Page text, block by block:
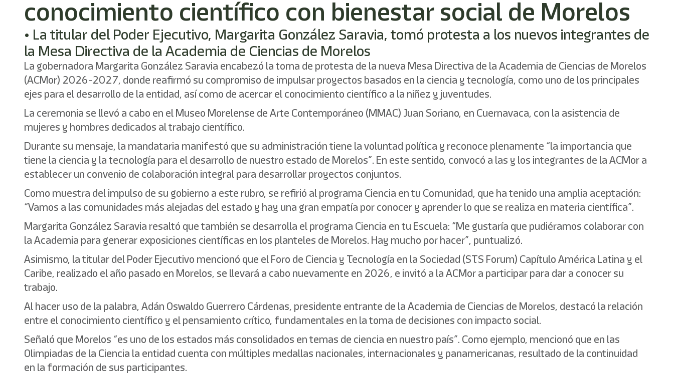
conocimiento científico con bienestar social de Morelos
• La titular del Poder Ejecutivo, Margarita González Saravia, tomó protesta a los nuevos integrantes de
la Mesa Directiva de la Academia de Ciencias de Morelos
La gobernadora Margarita González Saravia encabezó la toma de protesta de la nueva Mesa Directiva de la Academia de Ciencias de Morelos
(ACMor) 2026-2027, donde reafirmó su compromiso de impulsar proyectos basados en la ciencia y tecnología, como uno de los principales
ejes para el desarrollo de la entidad, así como de acercar el conocimiento científico a la niñez y juventudes.
La ceremonia se llevó a cabo en el Museo Morelense de Arte Contemporáneo (MMAC) Juan Soriano, en Cuernavaca, con la asistencia de
mujeres y hombres dedicados al trabajo científico.
Durante su mensaje, la mandataria manifestó que su administración tiene la voluntad política y reconoce plenamente “la importancia que
tiene la ciencia y la tecnología para el desarrollo de nuestro estado de Morelos”. En este sentido, convocó a las y los integrantes de la ACMor a
establecer un convenio de colaboración integral para desarrollar proyectos conjuntos.
Como muestra del impulso de su gobierno a este rubro, se refirió al programa Ciencia en tu Comunidad, que ha tenido una amplia aceptación:
“Vamos a las comunidades más alejadas del estado y hay una gran empatía por conocer y aprender lo que se realiza en materia científica”.
Margarita González Saravia resaltó que también se desarrolla el programa Ciencia en tu Escuela: “Me gustaría que pudiéramos colaborar con
la Academia para generar exposiciones científicas en los planteles de Morelos. Hay mucho por hacer”, puntualizó.
Asimismo, la titular del Poder Ejecutivo mencionó que el Foro de Ciencia y Tecnología en la Sociedad (STS Forum) Capítulo América Latina y el
Caribe, realizado el año pasado en Morelos, se llevará a cabo nuevamente en 2026, e invitó a la ACMor a participar para dar a conocer su
trabajo.
Al hacer uso de la palabra, Adán Oswaldo Guerrero Cárdenas, presidente entrante de la Academia de Ciencias de Morelos, destacó la relación
entre el conocimiento científico y el pensamiento crítico, fundamentales en la toma de decisiones con impacto social.
Señaló que Morelos “es uno de los estados más consolidados en temas de ciencia en nuestro país”. Como ejemplo, mencionó que en las
Olimpiadas de la Ciencia la entidad cuenta con múltiples medallas nacionales, internacionales y panamericanas, resultado de la continuidad
en la formación de sus participantes.